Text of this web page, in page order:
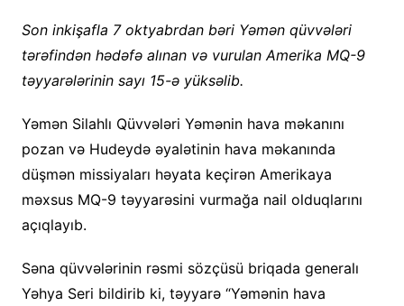
Son inkişafla 7 oktyabrdan bəri Yəmən qüvvələri
tərəfindən hədəfə alınan və vurulan Amerika MQ-9
təyyarələrinin sayı 15-ə yüksəlib.
Yəmən Silahlı Qüvvələri Yəmənin hava məkanını
pozan və Hudeydə əyalətinin hava məkanında
düşmən missiyaları həyata keçirən Amerikaya
məxsus MQ-9 təyyarəsini vurmağa nail olduqlarını
açıqlayıb.
Səna qüvvələrinin rəsmi sözçüsü briqada generalı
Yəhya Seri bildirib ki, təyyarə “Yəmənin hava